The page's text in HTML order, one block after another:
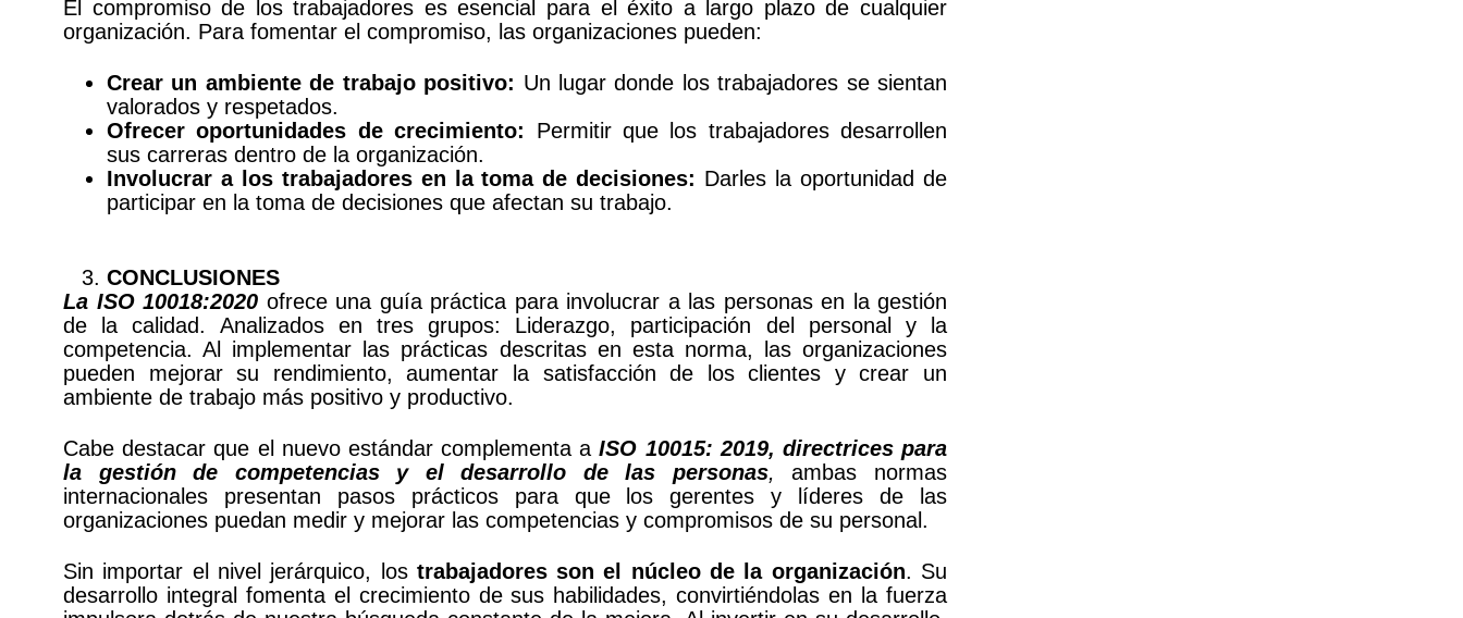
El compromiso de los trabajadores es esencial para el éxito a largo plazo de cualquier
organización. Para fomentar el compromiso, las organizaciones pueden:
Crear un ambiente de trabajo positivo: Un lugar donde los trabajadores se sientan
valorados y respetados.
Ofrecer oportunidades de crecimiento: Permitir que los trabajadores desarrollen
sus carreras dentro de la organización.
Involucrar a los trabajadores en la toma de decisiones: Darles la oportunidad de
participar en la toma de decisiones que afectan su trabajo.
CONCLUSIONES
La ISO 10018:2020 ofrece una guía práctica para involucrar a las personas en la gestión
de la calidad. Analizados en tres grupos: Liderazgo, participación del personal y la
competencia. Al implementar las prácticas descritas en esta norma, las organizaciones
pueden mejorar su rendimiento, aumentar la satisfacción de los clientes y crear un
ambiente de trabajo más positivo y productivo.
Cabe destacar que el nuevo estándar complementa aISO 10015: 2019, directrices para
la gestión de competencias y el desarrollo de las personas, ambas normas
internacionales presentan pasos prácticos para que los gerentes y líderes de las
organizaciones puedan medir y mejorar las competencias y compromisos de su personal.
Sin importar el nivel jerárquico, los trabajadores son el núcleo de la organización. Su
desarrollo integral fomenta el crecimiento de sus habilidades, convirtiéndolas en la fuerza